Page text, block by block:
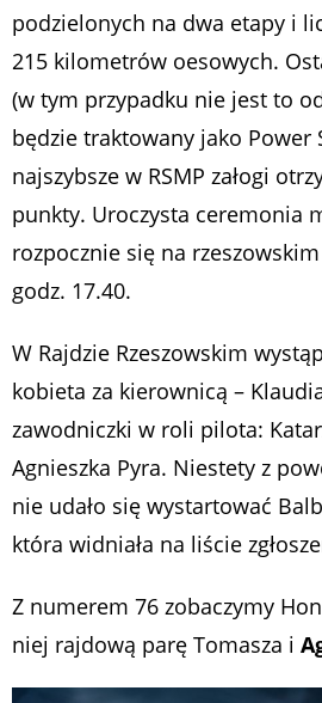
podzielonych na dwa etapy i
215 kilometrów oesowych.
(w tym przypadku nie jest to
będzie traktowany jako Power
najszybsze w RSMP załogi
punkty. Uroczysta ceremonia
rozpocznie się na
godz. 17.40.
W Rajdzie Rzeszowskim
kobieta za kierownicą –
zawodniczki w roli pilota:
Agnieszka Pyra. Niestety z
nie udało się wystartować
która widniała na liście
Z numerem 76 zobaczymy
niej rajdową parę Tomasza i